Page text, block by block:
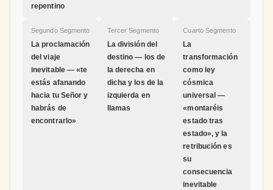
repentino
Segundo Segmento
La proclamación
del viaje
inevitable — «te
estás afanando
hacia tu Señor y
habrás de
encontrarlo»
Tercer Segmento
La división del
destino — los de
la derecha en
dicha y los de la
izquierda en
llamas
Cuarto Segmento
La
transformación
como ley
cósmica
universal —
«montaréis
estado tras
estado», y la
retribución es
su
consecuencia
inevitable